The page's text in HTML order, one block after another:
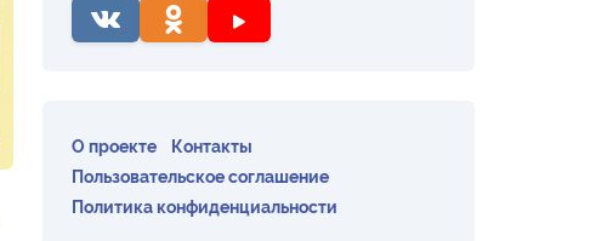
О проекте
Контакты
Пользовательское соглашение
Политика конфиденциальности